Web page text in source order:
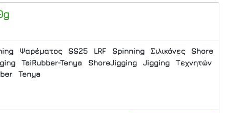
Ψαρέματος SS25 LRF Spinning Σιλικόνες
Shore
TaiRubber-Tenya ShoreJigging Jigging
Τεχνητών
Tenya